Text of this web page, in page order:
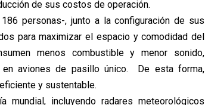
de sus costos de operación.
personas-, junto a la configuración de sus
para maximizar el espacio y comodidad del
menos combustible y menor sonido,
aviones de pasillo único. De esta forma,
y sustentable.
mundial, incluyendo radares meteorológicos